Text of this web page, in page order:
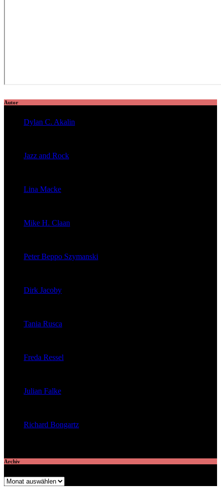
Autor
Dylan C. Akalin
Jazz and Rock
Lina Macke
Mike H. Claan
Peter Beppo Szymanski
Dirk Jacoby
Tania Rusca
Freda Ressel
Julian Falke
Richard Bongartz
Archiv
Archiv